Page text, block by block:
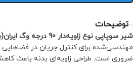
توضیحات
شیر سوپاپی نوع زاویه‌دار 90 درجه وگ ایران(بی‌همتا)
مهندسی‌شده برای کنترل جریان در
ضروری است. طراحی زاویه‌ای بدنه باعث